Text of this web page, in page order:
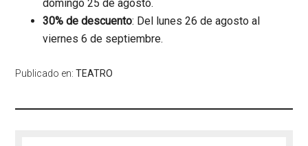
domingo 25 de agosto.
30% de descuento: Del lunes 26 de agosto al
viernes 6 de septiembre.
Publicado en:TEATRO